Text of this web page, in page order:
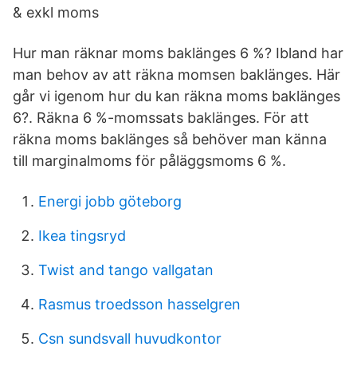
& exkl moms
Hur man räknar moms baklänges 6 %? Ibland har
man behov av att räkna momsen baklänges. Här
går vi igenom hur du kan räkna moms baklänges
6?. Räkna 6 %-momssats baklänges. För att
räkna moms baklänges så behöver man känna
till marginalmoms för påläggsmoms 6 %.
Energi jobb göteborg
Ikea tingsryd
Twist and tango vallgatan
Rasmus troedsson hasselgren
Csn sundsvall huvudkontor